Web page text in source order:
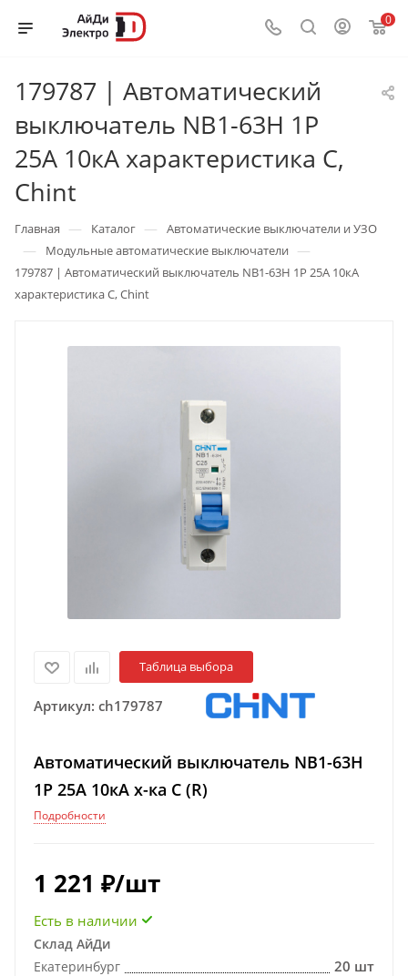
0
179787 | Автоматический
выключатель NB1-63H 1P
25А 10кА характеристика C,
Chint
Главная — Каталог — Автоматические выключатели и УЗО
— Модульные автоматические выключатели —
179787 | Автоматический выключатель NB1-63H 1P 25А 10кА
характеристика C, Chint
Таблица выбора
Артикул: ch179787
Автоматический выключатель NB1-63H
1P 25A 10кА х-ка C (R)
Подробности
1 221 ₽/шт
Есть в наличии
Склад АйДи
Екатеринбург
20 шт